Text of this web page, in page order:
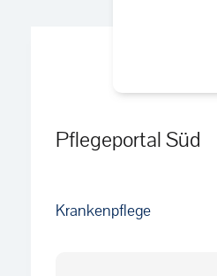
Pflegeportal Süd
Krankenpflege